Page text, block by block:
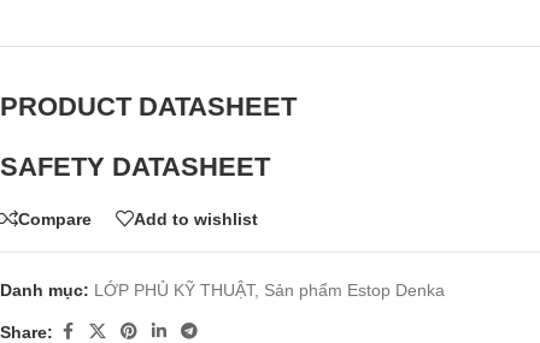
PRODUCT DATASHEET
SAFETY DATASHEET
Compare Add to wishlist
Danh mục: LỚP PHỦ KỸ THUẬT, Sản phẩm Estop Denka
Share: